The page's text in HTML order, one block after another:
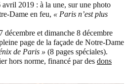
2019 : à la une, sur une photo
Dame en feu, « Paris n’est plus
décembre et dimanche 8 décembre
page de la façade de Notre-Dame
de Paris » (8 pages spéciales).
hors norme, financé par des dons